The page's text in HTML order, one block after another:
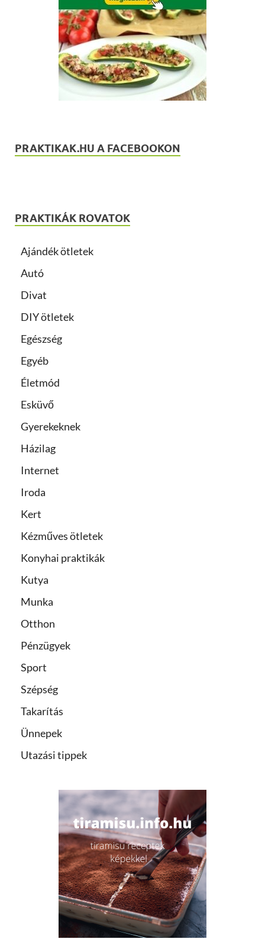
PRAKTIKAK.HU A FACEBOOKON
PRAKTIKÁK ROVATOK
Ajándék ötletek
Autó
Divat
DIY ötletek
Egészség
Egyéb
Életmód
Esküvő
Gyerekeknek
Házilag
Internet
Iroda
Kert
Kézműves ötletek
Konyhai praktikák
Kutya
Munka
Otthon
Pénzügyek
Sport
Szépség
Takarítás
Ünnepek
Utazási tippek